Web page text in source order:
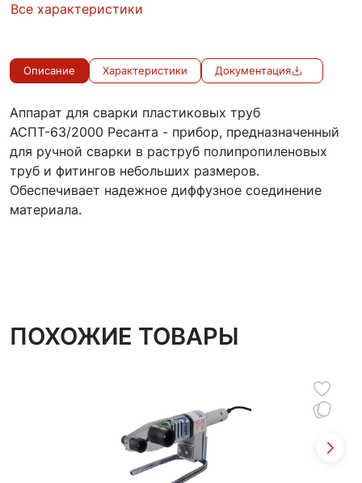
Все характеристики
Описание Характеристики Документация
Аппарат для сварки пластиковых труб
АСПТ-63/2000 Ресанта - прибор, предназначенный
для ручной сварки в раструб полипропиленовых
труб и фитингов небольших размеров.
Обеспечивает надежное диффузное соединение
материала.
ПОХОЖИЕ ТОВАРЫ